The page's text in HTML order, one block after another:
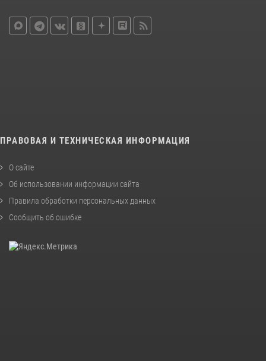
ПРАВОВАЯ И ТЕХНИЧЕСКАЯ ИНФОРМАЦИЯ
О сайте
Об использовании информации сайта
Правила обработки персональных данных
Сообщить об ошибке